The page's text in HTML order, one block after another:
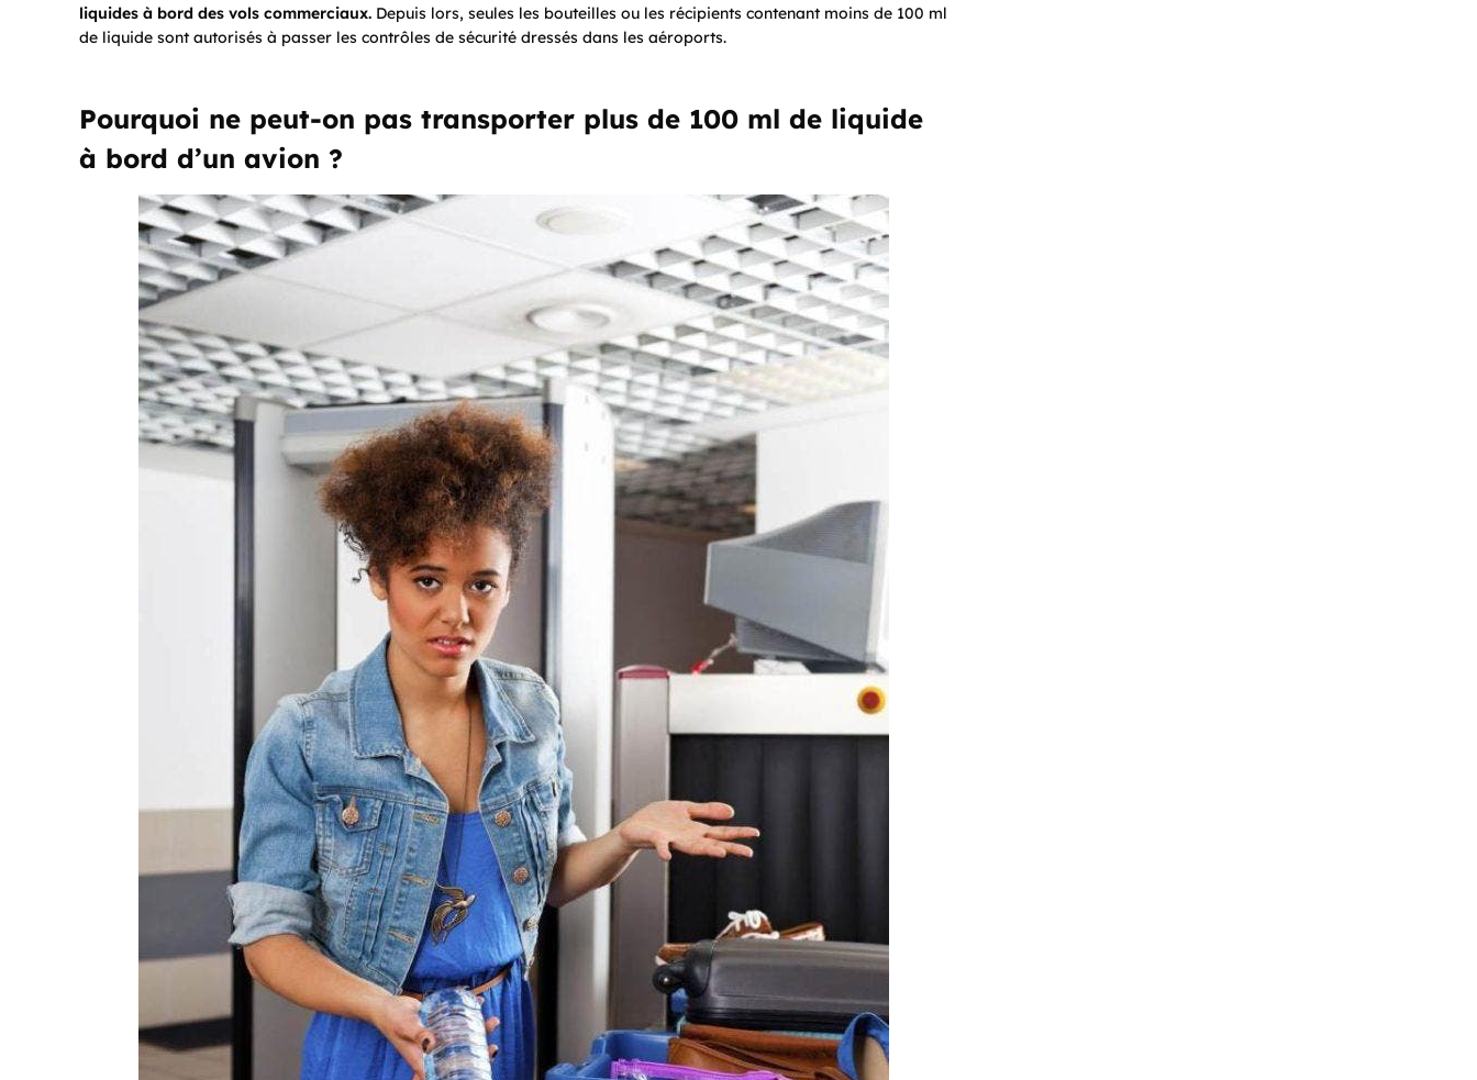
liquides à bord des vols commerciaux. Depuis lors, seules les bouteilles ou les récipients contenant moins de 100 ml
de liquide sont autorisés à passer les contrôles de sécurité dressés dans les aéroports.
Pourquoi ne peut-on pas transporter plus de 100 ml de liquide
à bord d’un avion ?